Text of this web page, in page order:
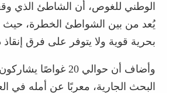
الوطني للغوص، أن الشاطئ الذي
يُعد من بين الشواطئ الخطرة، حيث
بحرية قوية ولا يتوفر على فرق إنقاذ
وأضاف أن حوالي 20
البحث الجارية، معربًا عن أمله في